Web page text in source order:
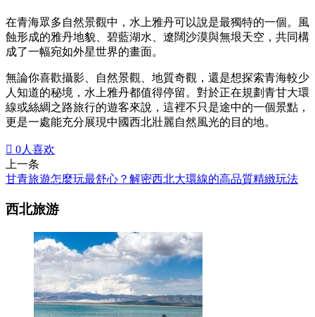
在青海眾多自然景觀中，水上雅丹可以說是最獨特的一個。風
蝕形成的雅丹地貌、碧藍湖水、遼闊沙漠與無垠天空，共同構
成了一幅宛如外星世界的畫面。
無論你喜歡攝影、自然景觀、地質奇觀，還是想探索青海較少
人知道的秘境，水上雅丹都值得停留。對於正在規劃青甘大環
線或絲綢之路旅行的遊客來說，這裡不只是途中的一個景點，
更是一處能充分展現中國西北壯麗自然風光的目的地。
 0人喜欢
上一条
甘青旅遊怎麼玩最舒心？解密西北大環線的高品質精緻玩法
西北旅游